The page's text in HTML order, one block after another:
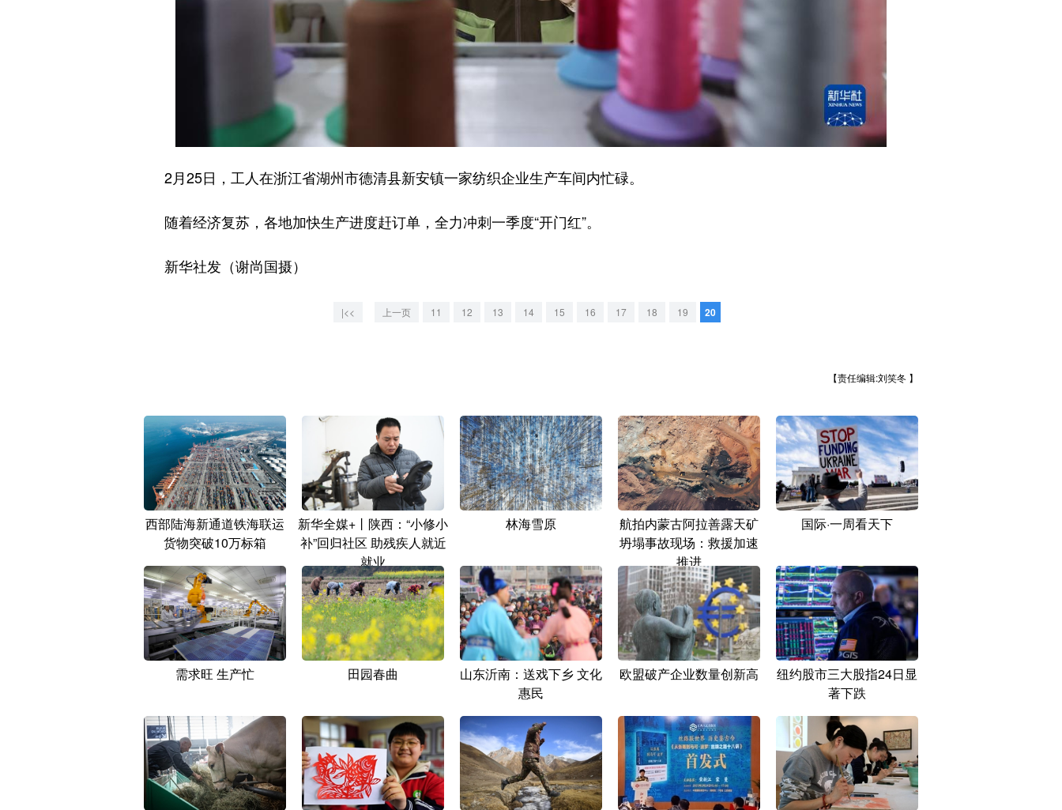
2月25日，工人在浙江省湖州市德清县新安镇一家纺织企业生产车间内忙碌。
随着经济复苏，各地加快生产进度赶订单，全力冲刺一季度“开门红”。
新华社发（谢尚国摄）
|<< 上一页 11 12 13 14 15 16 17 18 19 20
【责任编辑:刘笑冬 】
西部陆海新通道铁海联运
货物突破10万标箱
新华全媒+丨陕西：“小修小
补”回归社区 助残疾人就近
就业
林海雪原
航拍内蒙古阿拉善露天矿
坍塌事故现场：救援加速
推进
国际·一周看天下
需求旺 生产忙 田园春曲
山东沂南：送戏下乡 文化
惠民
欧盟破产企业数量创新高
纽约股市三大股指24日显
著下跌